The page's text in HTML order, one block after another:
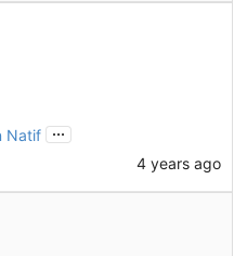
Natif ...
4 years ago